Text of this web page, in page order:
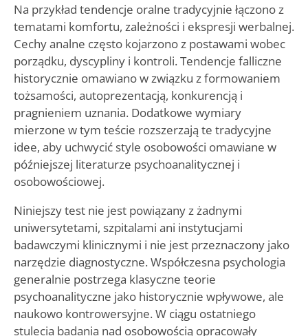
Na przykład tendencje oralne tradycyjnie łączono z
tematami komfortu, zależności i ekspresji werbalnej.
Cechy analne często kojarzono z postawami wobec
porządku, dyscypliny i kontroli. Tendencje falliczne
historycznie omawiano w związku z formowaniem
tożsamości, autoprezentacją, konkurencją i
pragnieniem uznania. Dodatkowe wymiary
mierzone w tym teście rozszerzają te tradycyjne
idee, aby uchwycić style osobowości omawiane w
późniejszej literaturze psychoanalitycznej i
osobowościowej.
Niniejszy test nie jest powiązany z żadnymi
uniwersytetami, szpitalami ani instytucjami
badawczymi klinicznymi i nie jest przeznaczony jako
narzędzie diagnostyczne. Współczesna psychologia
generalnie postrzega klasyczne teorie
psychoanalityczne jako historycznie wpływowe, ale
naukowo kontrowersyjne. W ciągu ostatniego
stulecia badania nad osobowością opracowały